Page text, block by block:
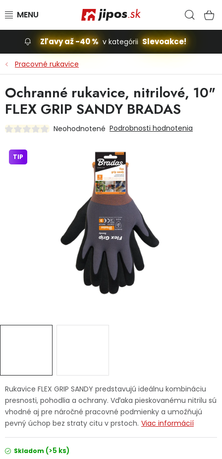
Slevoakce
Stavba, dom
Dielňa
Príslušenstvo pre automobily
Vybavenie a hračky pre deti
Ochranné pracovné pomôcky
Servis náradia Hodnotenie obchodu
Doprava a platba Váš zákaznícky účet
Kontakty
Zľavy až -40 % v kategórii Slevoakce!
Pracovné rukavice
Rukavice FLEX GRIP SANDY predstavujú ideálnu kombináciu
presnosti, pohodlia a ochrany. Vďaka pieskovanému nitrilu sú
vhodné aj pre náročné pracovné podmienky a umožňujú
pevný úchop bez straty citu v prstoch. Viac informácií
Skladom (>5 ks)
Ochranné rukavice, nitrilové, 10"
FLEX GRIP SANDY BRADAS
Neohodnotené Podrobnosti hodnotenia
TIP